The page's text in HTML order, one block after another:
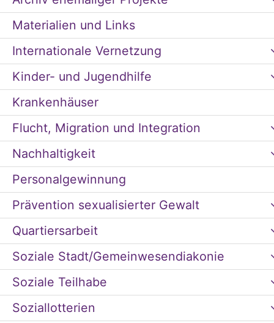
Materialien und Links
Internationale Vernetzung
Kinder- und Jugendhilfe
Krankenhäuser
Flucht, Migration und Integration
Nachhaltigkeit
Personalgewinnung
Prävention sexualisierter Gewalt
Quartiersarbeit
Soziale Stadt/Gemeinwesendiakonie
Soziale Teilhabe
Soziallotterien